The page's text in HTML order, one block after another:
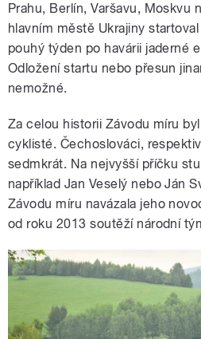
Prahu, Berlín, Varšavu, Moskvu
hlavním městě Ukrajiny
pouhý týden po havárii jaderné
Odložení startu nebo přesun
nemožné.
Za celou historii Závodu míru
cyklisté. Čechoslováci,
sedmkrát. Na nejvyšší příčku
například Jan Veselý nebo Ján
Závodu míru navázala jeho
od roku 2013 soutěží národní